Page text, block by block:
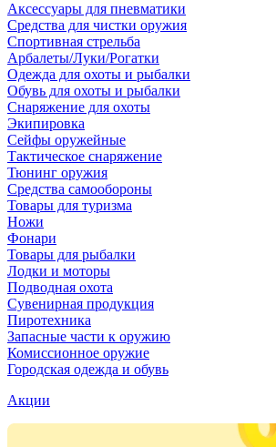
Аксессуары для пневматики
Средства для чистки оружия
Спортивная стрельба
Арбалеты/Луки/Рогатки
Одежда для охоты и рыбалки
Обувь для охоты и рыбалки
Снаряжение для охоты
Экипировка
Сейфы оружейные
Тактическое снаряжение
Тюнинг оружия
Средства самообороны
Товары для туризма
Ножи
Фонари
Товары для рыбалки
Лодки и моторы
Подводная охота
Сувенирная продукция
Пиротехника
Запасные части к оружию
Комиссионное оружие
Городская одежда и обувь
Акции